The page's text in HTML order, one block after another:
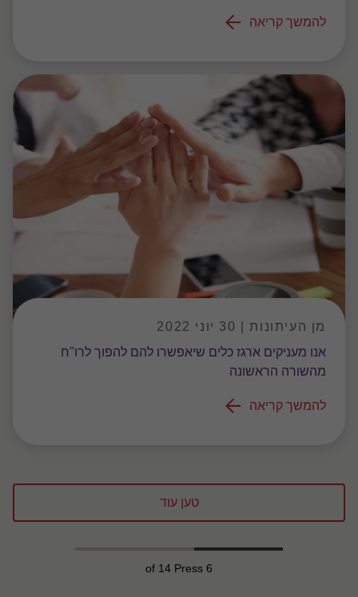
להמשך קריאה
מן העיתונות | 30 יוני 2022
אנו מעניקים ארגז כלים שיאפשרו להם להפוך לרו"ח
מהשורה הראשונה
להמשך קריאה
טען עוד
6